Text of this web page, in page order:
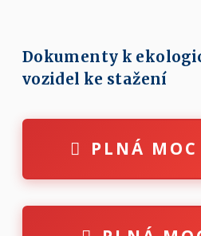
Dokumenty k
vozidel ke stažení
PLNÁ